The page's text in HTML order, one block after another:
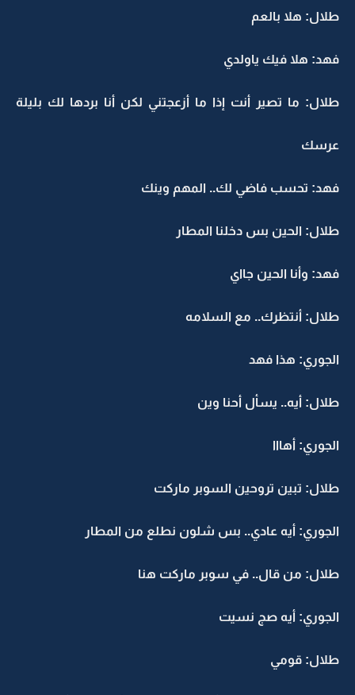
طلال: هلا بالعم
فهد: هلا فيك ياولدي
طلال: ما تصير أنت إذا ما أزعجتني لكن أنا بردها لك بليلة
عرسك
فهد: تحسب فاضي لك.. المهم وينك
طلال: الحين بس دخلنا المطار
فهد: وأنا الحين جااي
طلال: أنتظرك.. مع السلامه
الجوري: هذا فهد
طلال: أيه.. يسأل أحنا وين
الجوري: أهااا
طلال: تبين تروحين السوبر ماركت
الجوري: أيه عادي.. بس شلون نطلع من المطار
طلال: من قال.. في سوبر ماركت هنا
الجوري: أيه صج نسيت
طلال: قومي